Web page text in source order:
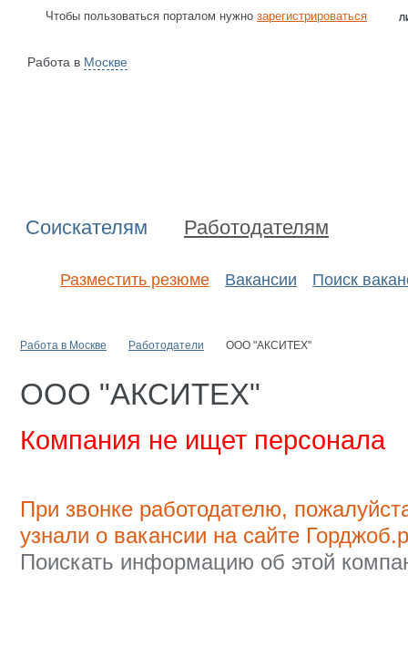
Чтобы пользоваться порталом нужно зарегистрироваться
Работа в Москве
Соискателям Работодателям
Разместить резюме Вакансии Поиск
Работа в Москве Работодатели ООО "АКСИТЕХ"
ООО "АКСИТЕХ"
Компания не ищет персонала
При звонке работодателю,
узнали о вакансии на сайте
Поискать информацию об этой